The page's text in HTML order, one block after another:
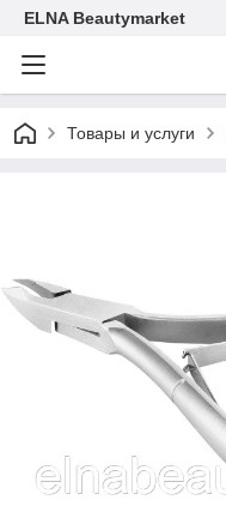
ELNA Beautymarket
Товары и услуги